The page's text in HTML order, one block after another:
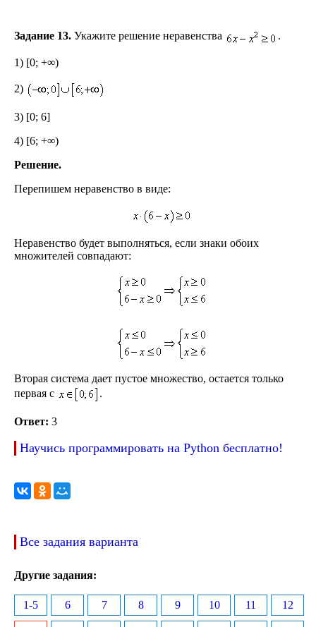
Задание 13. Укажите решение неравенства .
1) [0; +∞)
2)
3) [0; 6]
4) [6; +∞)
Решение.
Перепишем неравенство в виде:
Неравенство будет выполняться, если знаки обоих
множителей совпадают:
Вторая система дает пустое множество, остается только
первая с
.
Ответ: 3
Научись программировать на Python бесплатно!
Все задания варианта
Другие задания:
1-5 6 7 8 9 10 11 12